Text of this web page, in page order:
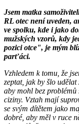
Jsem matka
RL otec není uveden,
ve spolku, kde i jako
mužských vzorů, kdy
pozici otce", je mým
parťáci.
Vzhledem k tomu, že
zeptat, jak by šlo udělat
aby mohl bez
ciziny. Vztah mají
se svým dítětem jako
dobré, aby měl v ruce